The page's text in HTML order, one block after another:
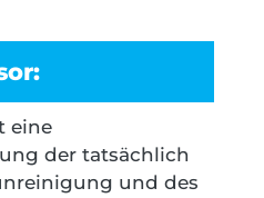
eine
der tatsächlich
und des